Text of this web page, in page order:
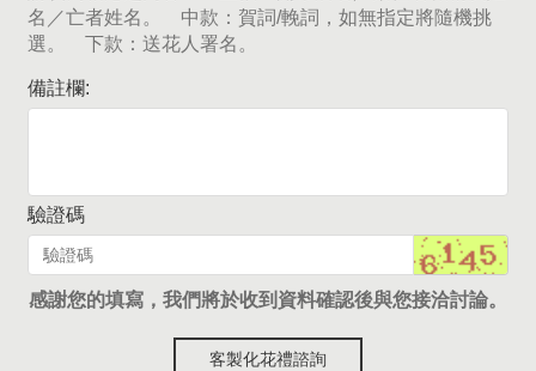
名／亡者姓名。 中款：賀詞/輓詞，如無指定將隨機挑
選。 下款：送花人署名。
備註欄:
驗證碼
感謝您的填寫，我們將於收到資料確認後與您接洽討論。
客製化花禮諮詢